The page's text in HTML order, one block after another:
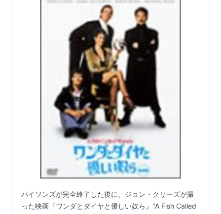
パイソンズが完全終了した後に、ジョン・クリーズが撮
った映画『ワンダとダイヤと優しい奴ら』"A Fish Called